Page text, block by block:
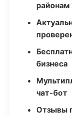
районам
бизнеса
чат-бот
Отзывы